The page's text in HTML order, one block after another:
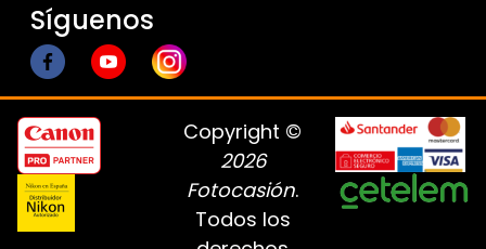
Síguenos
Copyright ©
2026
Fotocasión.
Todos los